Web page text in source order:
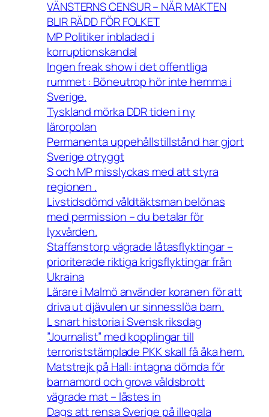
VÄNSTERNS CENSUR – NÄR MAKTEN
BLIR RÄDD FÖR FOLKET
MP Politiker inbladad i
korruptionskandal
Ingen freak show i det offentliga
rummet : Böneutrop hör inte hemma i
Sverige.
Tyskland mörka DDR tiden i ny
lärorpolan
Permanenta uppehållstillstånd har gjort
Sverige otryggt
S och MP misslyckas med att styra
regionen .
Livstidsdömd våldtäktsman belönas
med permission – du betalar för
lyxvården.
Staffanstorp vägrade låtasflyktingar –
prioriterade riktiga krigsflyktingar från
Ukraina
Lärare i Malmö använder koranen för att
driva ut djävulen ur sinnesslöa barn.
L snart historia i Svensk riksdag
”Journalist” med kopplingar till
terroriststämplade PKK skall få åka hem.
Matstrejk på Hall: intagna dömda för
barnamord och grova våldsbrott
vägrade mat – låstes in
Dags att rensa Sverige på illegala